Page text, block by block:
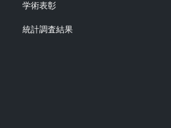
学術表彰
統計調査結果